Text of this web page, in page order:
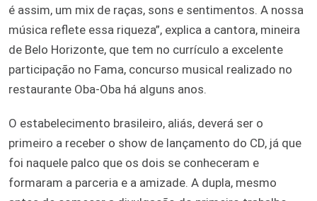
é assim, um mix de raças, sons e sentimentos. A nossa
música reflete essa riqueza”, explica a cantora, mineira
de Belo Horizonte, que tem no currículo a excelente
participação no Fama, concurso musical realizado no
restaurante Oba-Oba há alguns anos.
O estabelecimento brasileiro, aliás, deverá ser o
primeiro a receber o show de lançamento do CD, já que
foi naquele palco que os dois se conheceram e
formaram a parceria e a amizade. A dupla, mesmo